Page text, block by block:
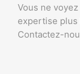
Vous ne
expertise plus
Contactez-